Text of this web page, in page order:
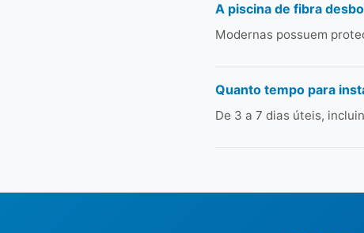
A piscina de fibra
Modernas possuem
Quanto tempo para
De 3 a 7 dias úteis,